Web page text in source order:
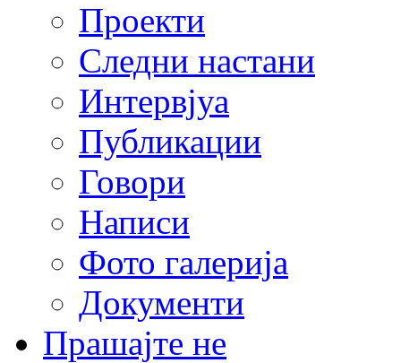
Проекти
Следни настани
Интервјуа
Публикации
Говори
Написи
Фото галерија
Документи
Прашајте не